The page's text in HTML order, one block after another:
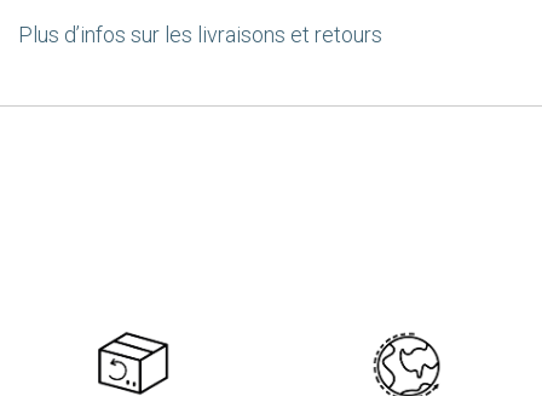
Plus d’infos sur les livraisons et retours